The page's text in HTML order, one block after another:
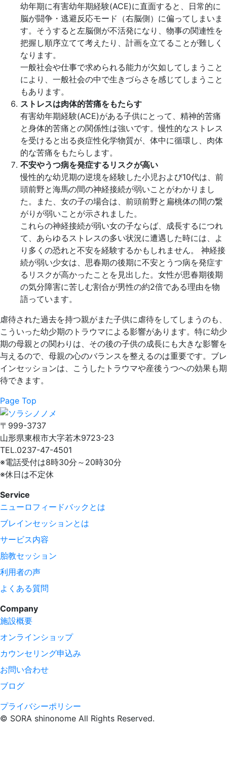
幼年期に有害幼年期経験(ACE)に直面すると、日常的に
脳が闘争・逃避反応モード（右脳側）に偏ってしまいま
す。そうすると左脳側が不活発になり、物事の関連性を
把握し順序立てて考えたり、計画を立てることが難しく
なります。
一般社会や仕事で求められる能力が欠如してしまうこと
により、一般社会の中で生きづらさを感じてしまうこと
もあります。
ストレスは肉体的苦痛をもたらす
有害幼年期経験(ACE)がある子供にとって、精神的苦痛
と身体的苦痛との関係性は強いです。慢性的なストレス
を受けると出る炎症性化学物質が、体中に循環し、肉体
的な苦痛をもたらします。
不安やうつ病を発症するリスクが高い
慢性的な幼児期の逆境を経験した小児および10代は、前
頭前野と海馬の間の神経接続が弱いことがわかりまし
た。また、女の子の場合は、前頭前野と扁桃体の間の繋
がりが弱いことが示されました。
これらの神経接続が弱い女の子ならば、成長するにつれ
て、あらゆるストレスの多い状況に遭遇した時には、よ
り多くの恐れと不安を経験するかもしれません。 神経接
続が弱い少女は、思春期の後期に不安とうつ病を発症す
るリスクが高かったことを見出した。女性が思春期後期
の気分障害に苦しむ割合が男性の約2倍である理由を物
語っています。
虐待された過去を持つ親がまた子供に虐待をしてしまうのも、
こういった幼少期のトラウマによる影響があります。特に幼少
期の母親との関わりは、その後の子供の成長にも大きな影響を
与えるので、母親の心のバランスを整えるのは重要です。ブレ
インセッションは、こうしたトラウマや産後うつへの効果も期
待できます。
Page Top
〒999-3737
山形県東根市大字若木9723-23
TEL.0237-47-4501
※電話受付は8時30分～20時30分
※休日は不定休
Service
ニューロフィードバックとは
ブレインセッションとは
サービス内容
胎教セッション
利用者の声
よくある質問
Company
施設概要
オンラインショップ
カウンセリング申込み
お問い合わせ
ブログ
プライバシーポリシー
© SORA shinonome All Rights Reserved.